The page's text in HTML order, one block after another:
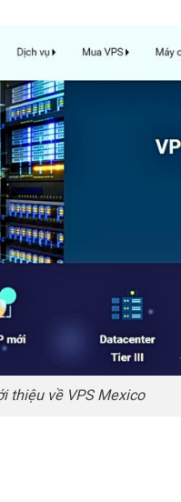
thiệu về VPS Mexico